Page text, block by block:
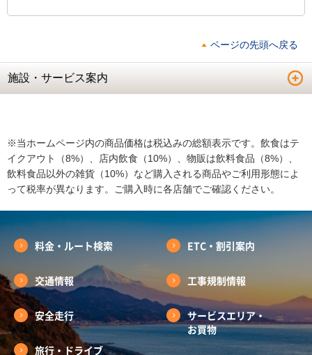
ページの先頭へ戻る
施設・サービス案内
※当ホームページ内の商品価格は税込みの総額表示です。飲食はテ
イクアウト（8%）、店内飲食（10%）、物販は飲料食品（8%）、
飲料食品以外の雑貨（10%）など購入される商品やご利用形態によ
って税率が異なります。ご購入時に各店舗でご確認ください。
料金・ルート検索 ETC・割引案内
交通情報 工事規制情報
安全走行
サービスエリア・
お買物
旅行・ドライブ